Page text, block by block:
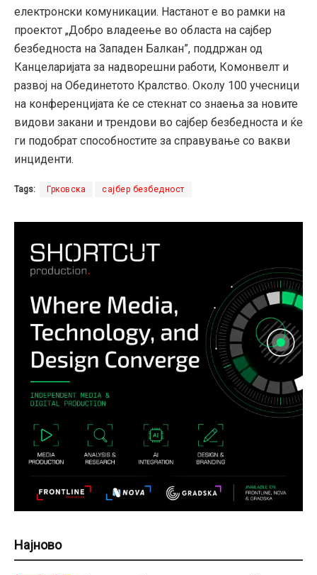
електронски комуникации. Настанот е во рамки на
проектот „Добро владеење во областа на сајбер
безбедноста на Западен Балкан”, поддржан од
Канцеларијата за надворешни работи, Комонвелт и
развој на Обединетото Кралство. Околу 100 учесници
на конференцијата ќе се стекнат со знаења за новите
видови закани и трендови во сајбер безбедноста и ќе
ги подобрат способностите за справување со вакви
инциденти.
Tags: Грковска сајбер безбедност
Најново